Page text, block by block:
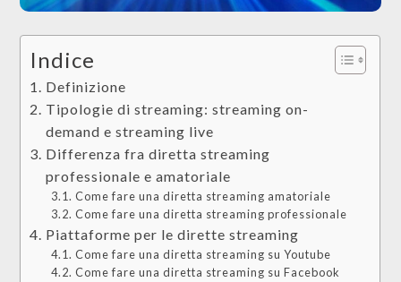
Indice
Definizione
Tipologie di streaming: streaming on-
demand e streaming live
Differenza fra diretta streaming
professionale e amatoriale
Come fare una diretta streaming amatoriale
Come fare una diretta streaming professionale
Piattaforme per le dirette streaming
Come fare una diretta streaming su Youtube
Come fare una diretta streaming su Facebook